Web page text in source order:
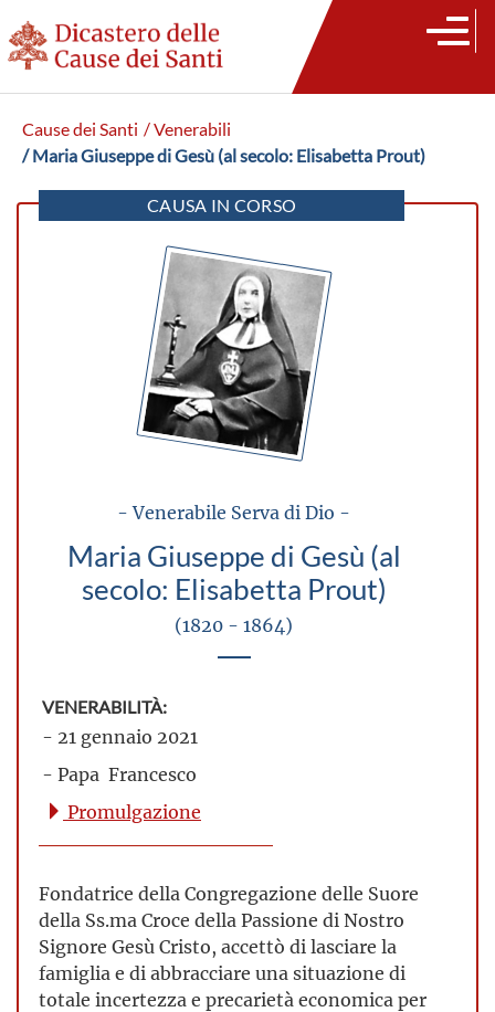
Cause dei Santi / Venerabili
/ Maria Giuseppe di Gesù (al secolo: Elisabetta Prout)
CAUSA IN CORSO
- Venerabile Serva di Dio -
Maria Giuseppe di Gesù (al
secolo: Elisabetta Prout)
(1820 - 1864)
VENERABILITÀ:
- 21 gennaio 2021
- Papa Francesco
Promulgazione
Fondatrice della Congregazione delle Suore
della Ss.ma Croce della Passione di Nostro
Signore Gesù Cristo, accettò di lasciare la
famiglia e di abbracciare una situazione di
totale incertezza e precarietà economica per